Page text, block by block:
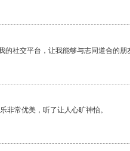
的社交平台，让我能够与志同道合的朋
非常优美，听了让人心旷神怡。